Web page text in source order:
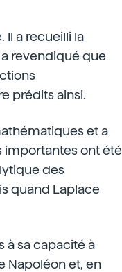
Il a recueilli la
revendiqué que
prédits ainsi.
et a
importantes ont été
des
quand Laplace
à sa capacité à
Napoléon et, en